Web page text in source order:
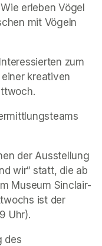
erleben Vögel
mit Vögeln
zum
kreativen
der Ausstellung
wir“ statt, die ab
Museum Sinclair-
ist der
Uhr).
des